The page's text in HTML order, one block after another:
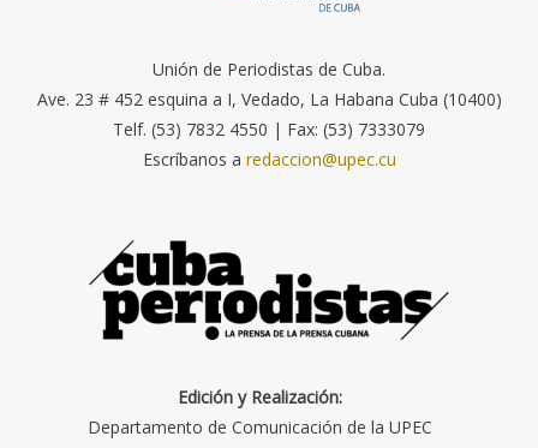
Unión de Periodistas de Cuba.
Ave. 23 # 452 esquina a I, Vedado, La Habana Cuba (10400)
Telf. (53) 7832 4550 | Fax: (53) 7333079
Escríbanos a redaccion@upec.cu
Edición y Realización:
Departamento de Comunicación de la UPEC